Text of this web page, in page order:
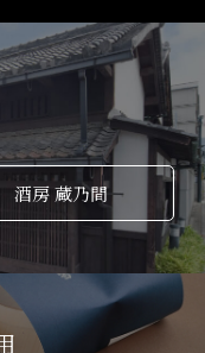
酒房 蔵乃間